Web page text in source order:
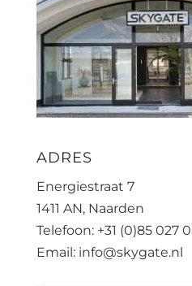
ADRES
Energiestraat 7
1411 AN, Naarden
Telefoon: +31 (0)85 027
Email: info@skygate.nl